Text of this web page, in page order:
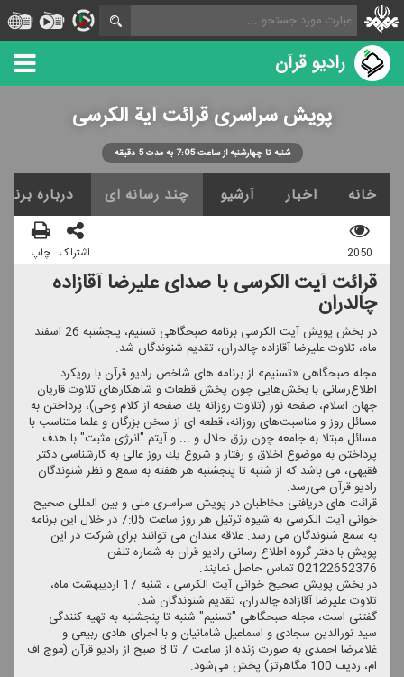
رادیو قرآن
پویش سراسری قرائت آیة الكرسی
شنبه تا چهارشنبه از ساعت 7:05 به مدت 5 دقیقه
خانه اخبار آرشیو چند رسانه ای درباره
2050 اشتراک چاپ
قرائت آیت الكرسی با صدای علیرضا آقازاده
چالدران
در بخش پویش آیت الكرسی برنامه صبحگاهی تسنیم، پنجشنبه 26 اسفند
ماه، تلاوت علیرضا آقازاده چالدران، تقدیم شنوندگان شد.
مجله صبحگاهی «تسنیم» از برنامه های شاخص رادیو قرآن با رویكرد
اطلاع‌رسانی با بخش‌هایی چون پخش قطعات و شاهكارهای تلاوت قاریان
جهان اسلام، صفحه نور (تلاوت روزانه یك صفحه از كلام وحی)، پرداختن به
مسائل روز و مناسبت‌های روزانه، قطعه ای از سخن بزرگان و علما متناسب با
مسائل مبتلا به جامعه چون رزق حلال و ... و آیتم "انرژی مثبت" با هدف
پرداختن به موضوع اخلاق و رفتار و شروع یك روز عالی به كارشناسی دكتر
فقیهی، می باشد كه از شنبه تا پنجشنبه هر هفته به سمع و نظر شنوندگان
رادیو قرآن می‌رسد.
قرائت های دریافتی مخاطبان در پویش سراسری ملی و بین المللی صحیح
خوانی آیت الكرسی به شیوه ترتیل هر روز ساعت 7:05 در خلال این برنامه
به سمع شنوندگان می رسد. علاقه مندان می توانند برای شركت در این
پویش با دفتر گروه اطلاع رسانی رادیو قران به شماره تلفن
02122652376 تماس حاصل نمایند.
در بخش پویش صحیح خوانی آیت الكرسی ، شنبه 17 اردیبهشت ماه،
تلاوت علیرضا آقازاده چالدران، تقدیم شنوندگان شد.
گفتنی است، مجله صبحگاهی "تسنیم" شنبه تا پنجشنبه به تهیه كنندگی
سید نورالدین سجادی و اسماعیل شامانیان و با اجرای هادی ربیعی و
غلامرضا احمدی به صورت زنده از ساعت 7 تا 8 صبح از رادیو قرآن (موج اف
ام، ردیف 100 مگاهرتز) پخش می‌شود.